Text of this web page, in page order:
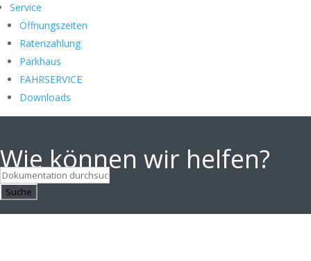
Service
Öffnungszeiten
Ratenzahlung
Parkhaus
FAHRSERVICE
Downloads
Wie können wir helfen?
Suche